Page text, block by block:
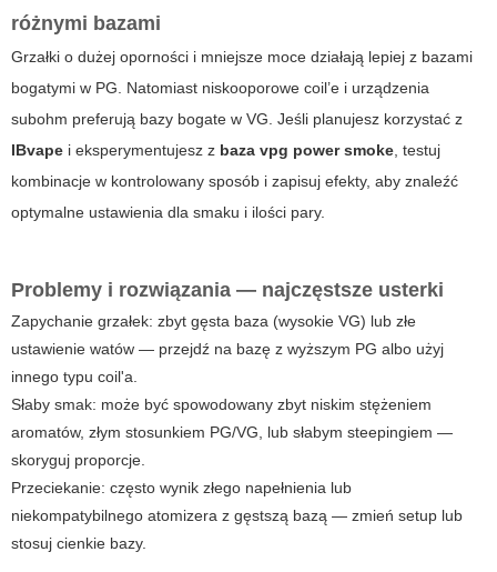
różnymi bazami
Grzałki o dużej oporności i mniejsze moce działają lepiej z bazami
bogatymi w PG. Natomiast niskooporowe coil’e i urządzenia
subohm preferują bazy bogate w VG. Jeśli planujesz korzystać z
IBvape i eksperymentujesz z baza vpg power smoke , testuj
kombinacje w kontrolowany sposób i zapisuj efekty, aby znaleźć
optymalne ustawienia dla smaku i ilości pary.
Problemy i rozwiązania — najczęstsze usterki
Zapychanie grzałek: zbyt gęsta baza (wysokie VG) lub złe
ustawienie watów — przejdź na bazę z wyższym PG albo użyj
innego typu coil'a.
Słaby smak: może być spowodowany zbyt niskim stężeniem
aromatów, złym stosunkiem PG/VG, lub słabym steepingiem —
skoryguj proporcje.
Przeciekanie: często wynik złego napełnienia lub
niekompatybilnego atomizera z gęstszą bazą — zmień setup lub
stosuj cienkie bazy.